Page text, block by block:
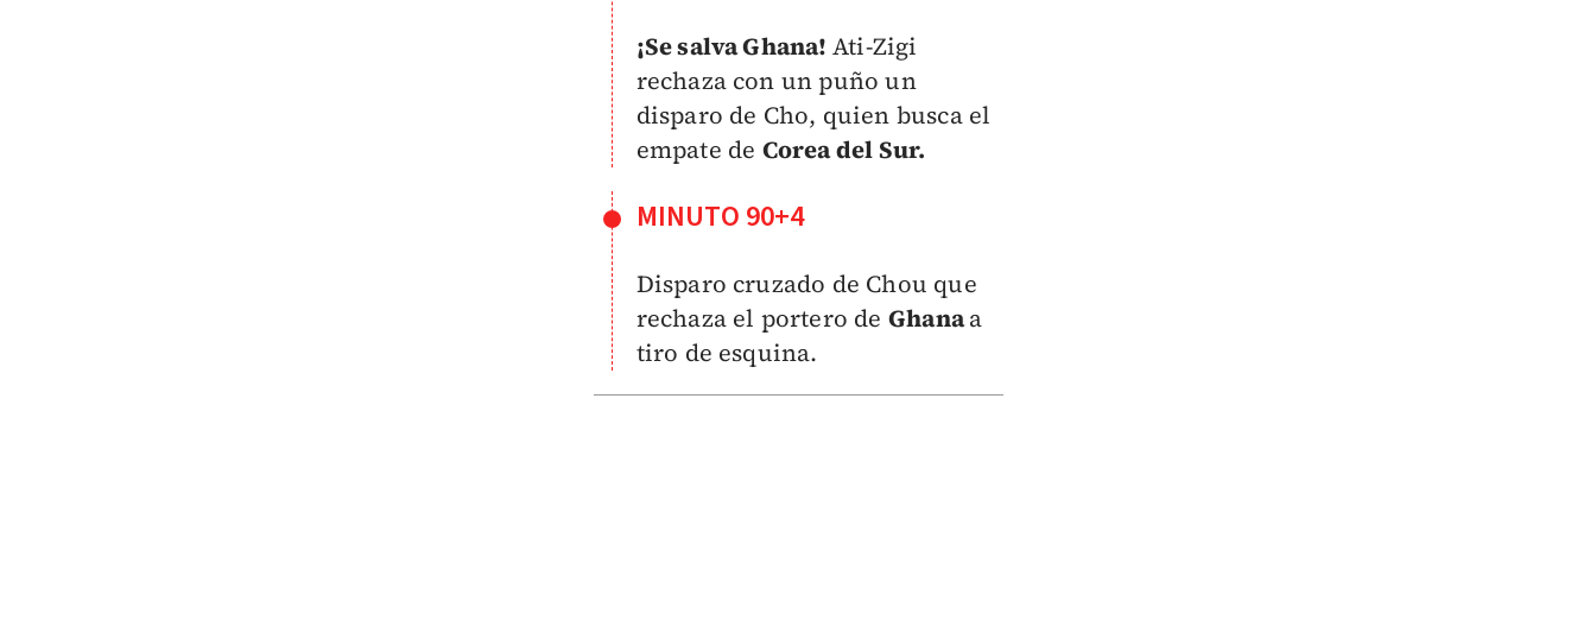
¡Se salva Ghana! Ati-Zigi
rechaza con un puño un
disparo de Cho, quien busca el
empate de Corea del Sur.
MINUTO 90+4
Disparo cruzado de Chou que
rechaza el portero de Ghanaa
tiro de esquina.